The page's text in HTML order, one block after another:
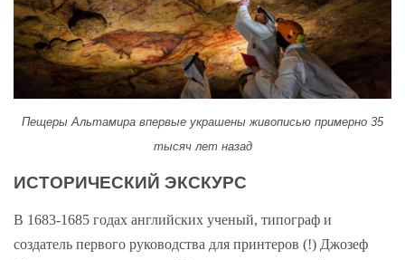
Пещеры Альтамира впервые украшены живописью примерно 35
тысяч лет назад
ИСТОРИЧЕСКИЙ ЭКСКУРС
В 1683-1685 годах английских ученый, типограф и
создатель первого руководства для принтеров (!) Джозеф